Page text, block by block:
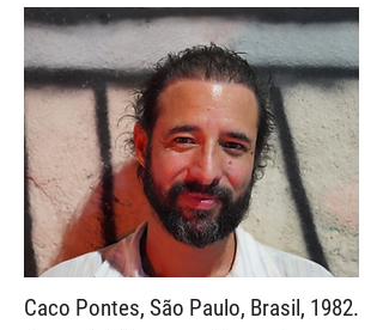
Caco Pontes, São Paulo, Brasil, 1982.